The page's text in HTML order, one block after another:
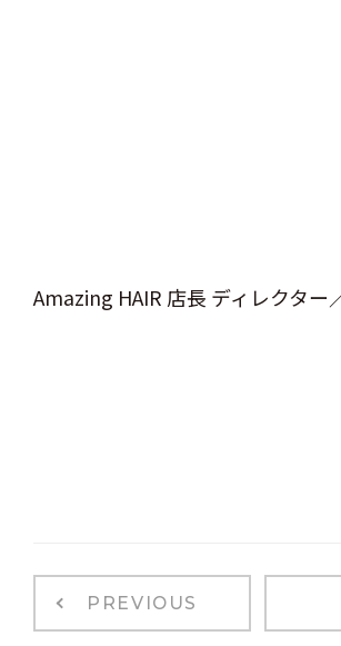
Amazing HAIR 店長 ディレクター
PREVIOUS